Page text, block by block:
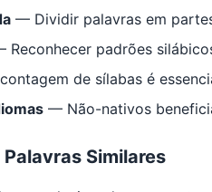
— Dividir palavras em
Reconhecer padrões
de sílabas é
— Não-nativos
Similares